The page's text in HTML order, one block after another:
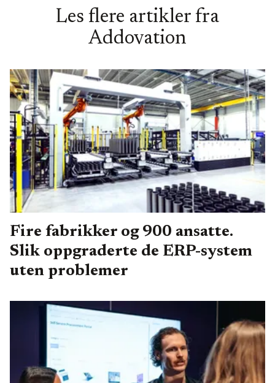
Les flere artikler fra
Addovation
Fire fabrikker og 900 ansatte.
Slik oppgraderte de ERP-system
uten problemer